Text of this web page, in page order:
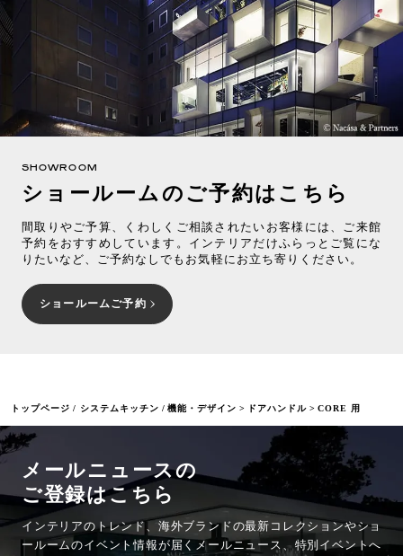
トップページ システムキッチン 機能・デザイン ドアハンドル CORE 用
SHOWROOM
ショールームのご予約はこちら
間取りやご予算、くわしくご相談されたいお客様には、ご来館
予約をおすすめしています。インテリアだけふらっとご覧にな
りたいなど、ご予約なしでもお気軽にお立ち寄りください。
ショールームご予約
メールニュースの
ご登録はこちら
インテリアのトレンド、海外ブランドの最新コレクションやショ
ールームのイベント情報が届くメールニュース、特別イベントへ